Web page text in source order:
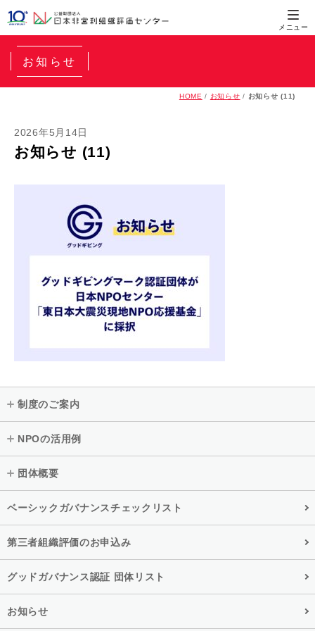
お知らせ
HOME / お知らせ / お知らせ (11)
2026年5月14日
お知らせ (11)
制度のご案内
NPOの活用例
団体概要
ベーシックガバナンスチェックリスト
第三者組織評価のお申込み
グッドガバナンス認証 団体リスト
お知らせ